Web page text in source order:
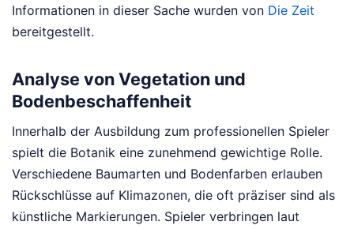
Informationen in dieser Sache wurden von Die Zeit
bereitgestellt.
Analyse von Vegetation und
Bodenbeschaffenheit
Innerhalb der Ausbildung zum professionellen Spieler
spielt die Botanik eine zunehmend gewichtige Rolle.
Verschiedene Baumarten und Bodenfarben erlauben
Rückschlüsse auf Klimazonen, die oft präziser sind als
künstliche Markierungen. Spieler verbringen laut